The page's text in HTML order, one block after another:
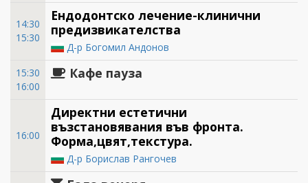
14:30
15:30
Ендодонтско лечение-клинични
предизвикателства
Д-р Богомил Андонов
15:30
16:00
Кафе пауза
16:00
Директни естетични
възстановявания във фронта.
Форма,цвят,текстура.
Д-р Борислав Рангочев